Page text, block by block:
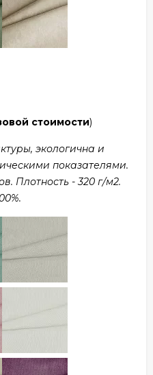
стоимости)
экологична и
показателями.
Плотность - 320 г/м2.